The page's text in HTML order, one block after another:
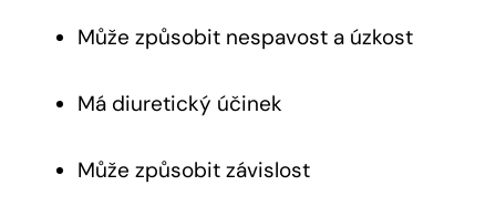
Může způsobit⁤ nespavost ‌a úzkost
Má diuretický účinek
Může způsobit závislost